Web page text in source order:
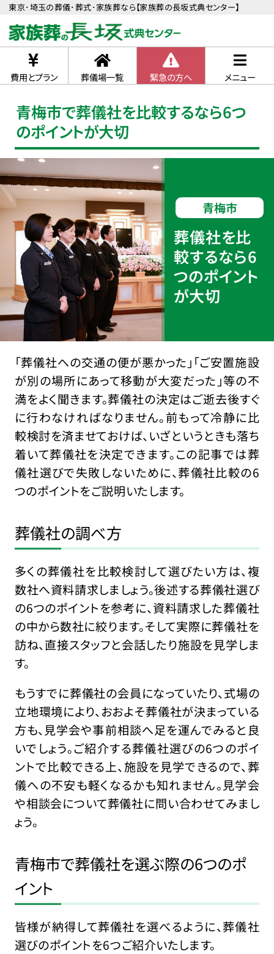
東京･埼玉の葬儀･葬式･家族葬なら【家族葬の長坂式典センター】
費用とプラン 葬儀場一覧 緊急の方へ メニュー
青梅市で葬儀社を比較するなら6つ
のポイントが大切
青梅市
葬儀社を比
較するなら6
つのポイント
が大切
「葬儀社への交通の便が悪かった」「ご安置施設
が別の場所にあって移動が大変だった」等の不
満をよく聞きます。葬儀社の決定はご逝去後すぐ
に行わなければなりません。前もって冷静に比
較検討を済ませておけば、いざというときも落ち
着いて葬儀社を決定できます。この記事では葬
儀社選びで失敗しないために、葬儀社比較の6
つのポイントをご説明いたします。
葬儀社の調べ方
多くの葬儀社を比較検討して選びたい方は、複
数社へ資料請求しましょう。後述する葬儀社選び
の6つのポイントを参考に、資料請求した葬儀社
の中から数社に絞ります。そして実際に葬儀社を
訪ね、直接スタッフと会話したり施設を見学しま
す。
もうすでに葬儀社の会員になっていたり、式場の
立地環境により、おおよそ葬儀社が決まっている
方も、見学会や事前相談へ足を運んでみると良
いでしょう。ご紹介する葬儀社選びの6つのポイ
ントで比較できる上、施設を見学できるので、葬
儀への不安も軽くなるかも知れません。見学会
や相談会について葬儀社に問い合わせてみまし
ょう。
青梅市で葬儀社を選ぶ際の6つのポ
イント
皆様が納得して葬儀社を選べるように、葬儀社
選びのポイントを6つご紹介いたします。